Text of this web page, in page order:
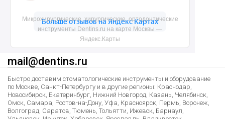
Микрохирургические, хирургические, ортодонтические
инструменты Dentins.ru на карте Москвы —
Яндекс.Карты
8 (495) 150-55-92
mail@dentins.ru
Быстро доставим стоматологические инструменты и оборудование
по Москве, Санкт-Петербургу и в другие регионы: Краснодар,
Новосибирск, Екатеринбург, Нижний Новгород, Казань, Челябинск,
Омск, Самара, Ростов-на-Дону, Уфа, Красноярск, Пермь, Воронеж,
Волгоград, Саратов, Тюмень, Тольятти, Ижевск, Барнаул,